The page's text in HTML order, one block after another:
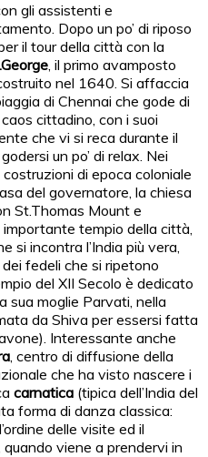
gli assistenti e
Dopo un po’ di riposo
il tour della città con la
, il primo avamposto
nel 1640. Si affaccia
di Chennai che gode di
cittadino, con i suoi
che vi si reca durante il
un po’ di relax. Nei
di epoca coloniale
del governatore, la chiesa
St.Thomas Mount e
importante tempio della città,
si incontra l’India più vera,
fedeli che si ripetono
del XII Secolo è dedicato
sua moglie Parvati, nella
da Shiva per essersi fatta
Interessante anche
, centro di diffusione della
che ha visto nascere i
carnatica (tipica dell’India del
forma di danza classica:
delle visite ed il
viene a prendervi in